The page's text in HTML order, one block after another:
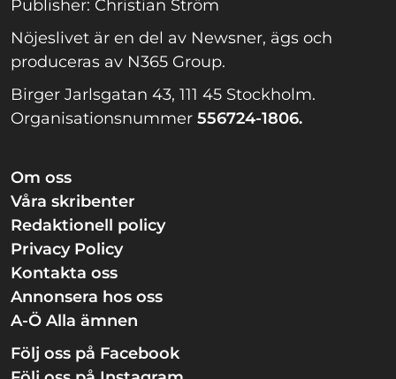
Publisher: Christian Ström
Nöjeslivet är en del av Newsner, ägs och
produceras av N365 Group.
Birger Jarlsgatan 43, 111 45 Stockholm.
Organisationsnummer 556724-1806.
Om oss
Våra skribenter
Redaktionell policy
Privacy Policy
Kontakta oss
Annonsera hos oss
A-Ö Alla ämnen
Följ oss på Facebook